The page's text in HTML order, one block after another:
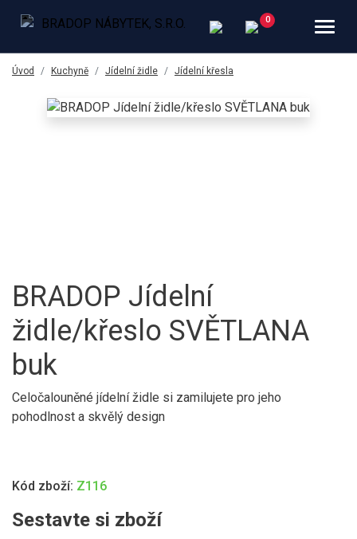
Úvod Kuchyně Jídelní židle Jídelní křesla
BRADOP Jídelní
židle/křeslo SVĚTLANA
buk
Celočalouněné jídelní židle si zamilujete pro jeho
pohodlnost a skvělý design
Kód zboží: Z116
Sestavte si zboží